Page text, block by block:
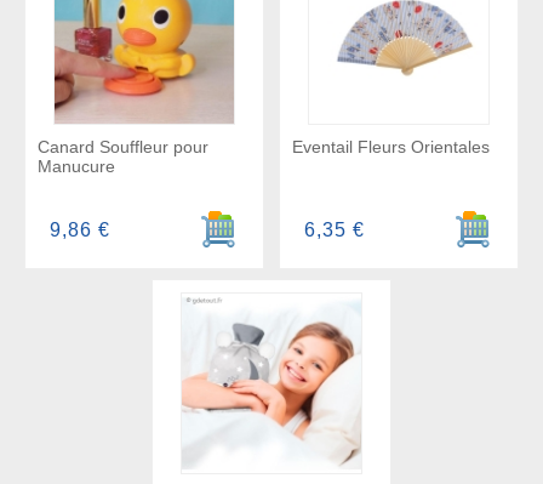
Canard Souffleur pour
Manucure
Ajouter au panier
9,86 €
Eventail Fleurs Orientales
Ajouter
6,35 €